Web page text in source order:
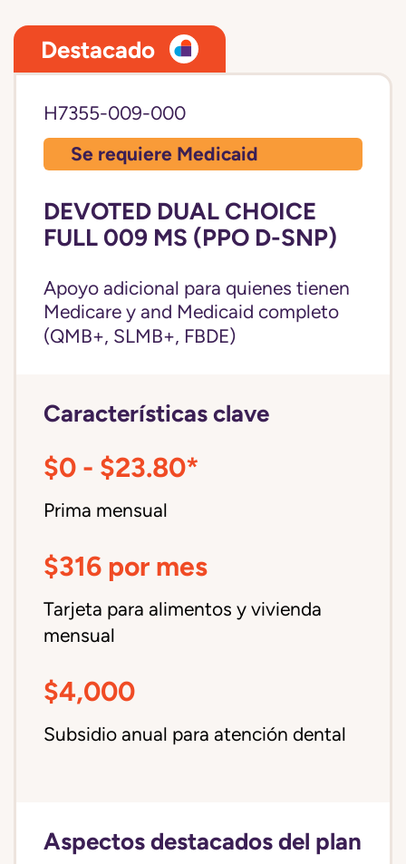
Destacado
H7355-009-000
Se requiere Medicaid
DEVOTED DUAL CHOICE
FULL 009 MS (PPO D-SNP)
Apoyo adicional para quienes tienen
Medicare y and Medicaid completo
(QMB+, SLMB+, FBDE)
Características clave
$0 - $23.80*
Prima mensual
$316 por mes
Tarjeta para alimentos y vivienda
mensual
$4,000
Subsidio anual para atención dental
Aspectos destacados del plan